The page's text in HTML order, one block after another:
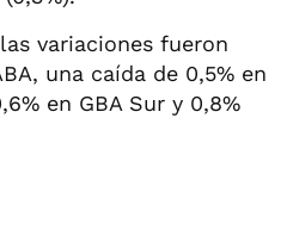
variaciones fueron
una caída de 0,5% en
en GBA Sur y 0,8%